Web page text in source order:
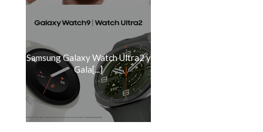
Samsung Galaxy Watch Ultra2 y
Gala[...]